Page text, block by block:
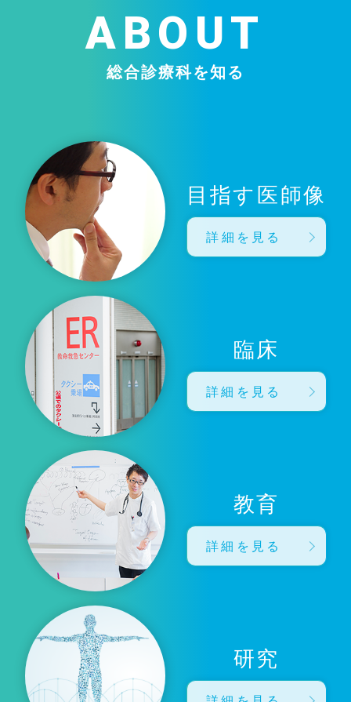
ABOUT
総合診療科を知る
目指す医師像
詳細を見る
臨床
詳細を見る
教育
詳細を見る
研究